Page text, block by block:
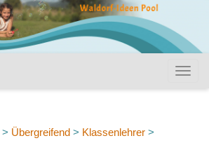
> Übergreifend > Klassenlehrer >